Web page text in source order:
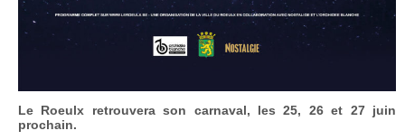
Le Roeulx retrouvera son carnaval, les 25, 26 et 27 juin
prochain.